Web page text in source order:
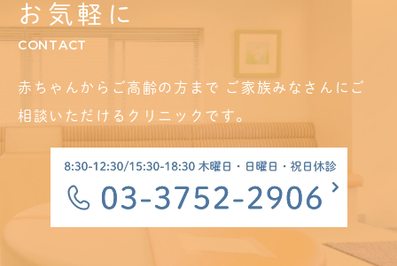
お気軽に
CONTACT
赤ちゃんからご高齢の方まで
ご家族みなさんにご
相談いただけるクリニックです。